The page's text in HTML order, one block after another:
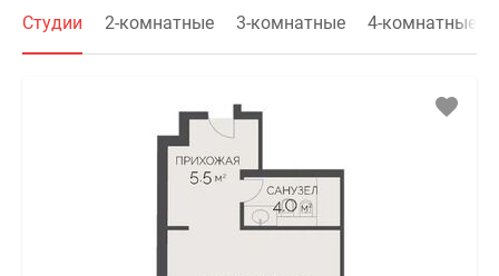
Студии 2-комнатные 3-комнатные 4-комнатные